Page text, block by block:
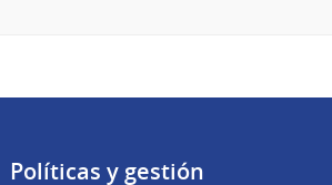
Políticas y gestión